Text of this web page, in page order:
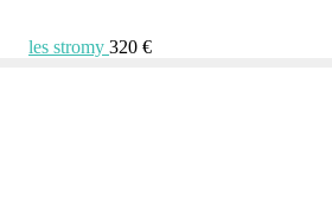
les stromy 320 €